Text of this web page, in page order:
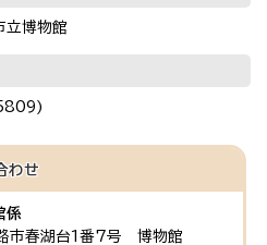
立博物館
わせ
係
春湖台1番7号 博物館